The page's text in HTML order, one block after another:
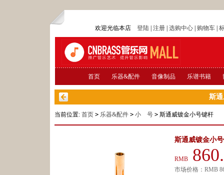
欢迎光临本店 登陆| 注册| 选购中心| 购物车|
首页 乐器&配件 音像制品 乐谱书籍
斯
当前位置: 首页 > 乐器&配件 > 小 号 > 斯通威镀金小号键杆
斯通威镀金小
RMB
市场价格： RMB